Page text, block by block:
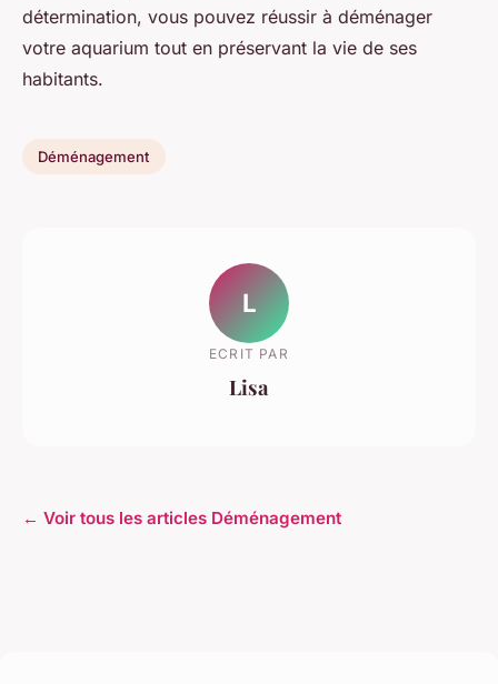
détermination, vous pouvez réussir à déménager
votre aquarium tout en préservant la vie de ses
habitants.
Déménagement
L
ECRIT PAR
Lisa
← Voir tous les articles Déménagement